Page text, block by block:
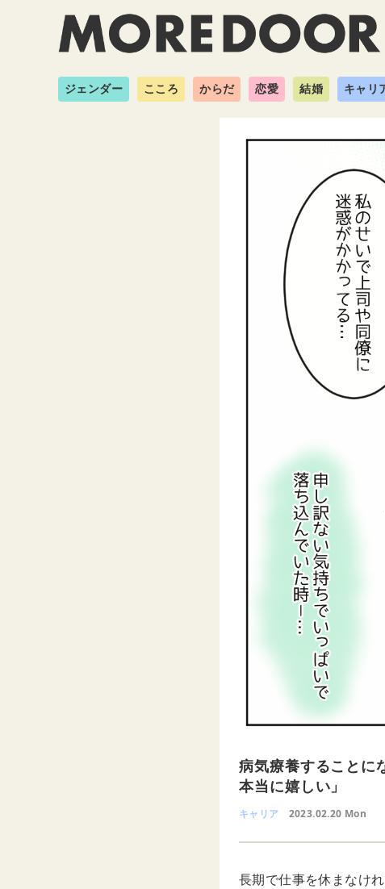
ジェンダー こころ からだ 恋愛 結婚 キャリ
病気療養することに
本当に嬉しい」
キャリア 2023.02.20 Mon
長期で仕事を休まなけ